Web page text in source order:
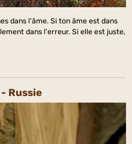
dans l'âme. Si ton âme est dans
dans l'erreur. Si elle est juste,
Russie